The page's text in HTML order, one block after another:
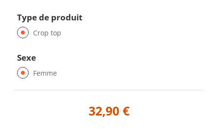
Type de produit
Crop top
Sexe
Femme
32,90 €